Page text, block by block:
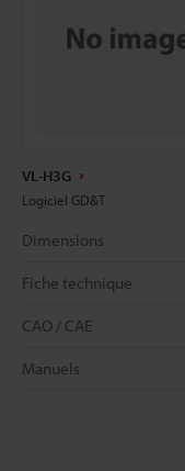
VL-H3G
Logiciel GD&T
Dimensions
Fiche technique
CAO / CAE
Manuels